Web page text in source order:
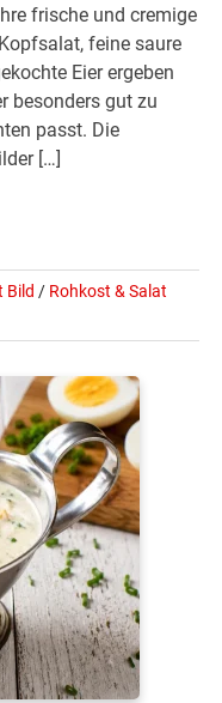
frische und cremige
feine saure
Eier ergeben
besonders gut zu
passt. Die
[…]
Bild / Rohkost & Salat